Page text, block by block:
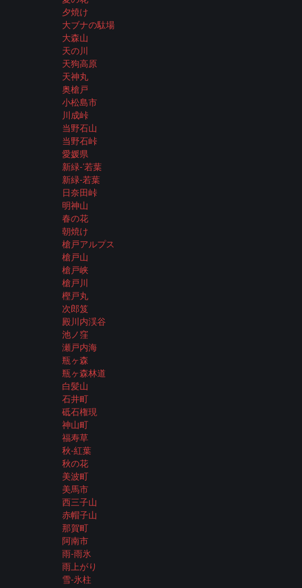
夕焼け
大ブナの駄場
大森山
天の川
天狗高原
天神丸
奥槍戸
小松島市
川成峠
当野石山
当野石峠
愛媛県
新緑-’若葉
新緑-若葉
日奈田峠
明神山
春の花
朝焼け
槍戸アルプス
槍戸山
槍戸峡
槍戸川
樫戸丸
次郎笈
殿川内渓谷
池ノ窪
瀬戸内海
瓶ヶ森
瓶ヶ森林道
白髪山
石井町
砥石権現
神山町
福寿草
秋-紅葉
秋の花
美波町
美馬市
西三子山
赤帽子山
那賀町
阿南市
雨-雨氷
雨上がり
雪-氷柱